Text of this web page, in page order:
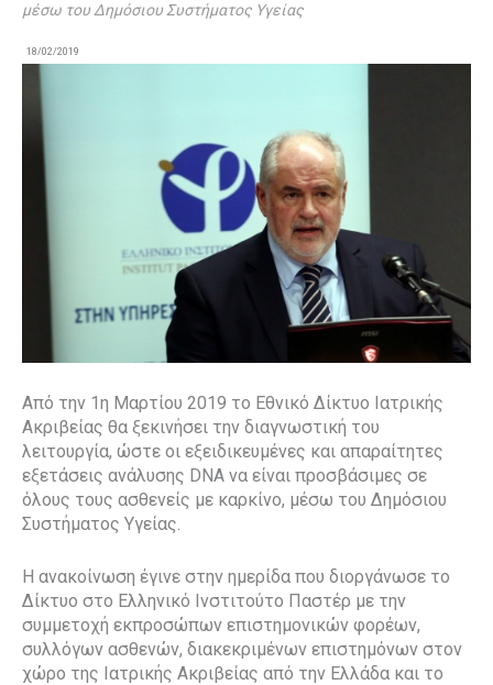
μέσω του Δημόσιου Συστήματος Υγείας
18/02/2019
Από την 1η Μαρτίου 2019 το Εθνικό Δίκτυο Ιατρικής
Ακριβείας θα ξεκινήσει την διαγνωστική του
λειτουργία, ώστε οι εξειδικευμένες και απαραίτητες
εξετάσεις ανάλυσης DNA να είναι προσβάσιμες σε
όλους τους ασθενείς με καρκίνο, μέσω του Δημόσιου
Συστήματος Υγείας.
Η ανακοίνωση έγινε στην ημερίδα που διοργάνωσε το
Δίκτυο στο Ελληνικό Ινστιτούτο Παστέρ με την
συμμετοχή εκπροσώπων επιστημονικών φορέων,
συλλόγων ασθενών, διακεκριμένων επιστημόνων στον
χώρο της Ιατρικής Ακριβείας από την Ελλάδα και το